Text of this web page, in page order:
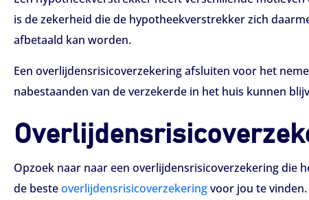
is de zekerheid die de hypotheekverstrekker zich
afbetaald kan worden.
Een overlijdensrisicoverzekering afsluiten voor het
nabestaanden van de verzekerde in het huis kunnen
Opzoek naar naar een overlijdensrisicoverzekering die
de besteoverlijdensrisicoverzekeringvoor jou te vinden.